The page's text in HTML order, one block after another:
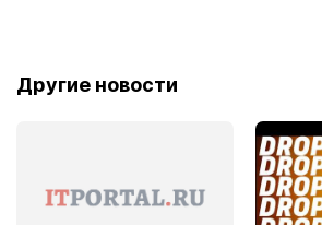
Другие новости